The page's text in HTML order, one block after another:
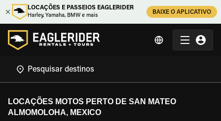
LOCAÇÕES E PASSEIOS EAGLERIDER
Harley, Yamaha, BMW e mais
BAIXE O APLICATIVO
LOCAÇÕES MOTOS PERTO DE SAN MATEO
ALMOMOLOHA, MEXICO